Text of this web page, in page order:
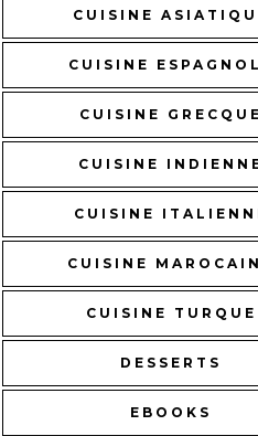
CUISINE
CUISINE
CUISINE GRECQUE
CUISINE
CUISINE
CUISINE
CUISINE TURQUE
DESSERTS
EBOOKS